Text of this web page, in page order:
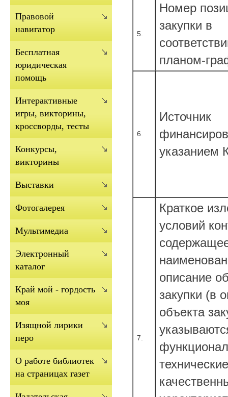
5.
Номер
закупки в
планом-
6.
Источник
указанием
7.
Краткое
условий
описание
закупки (в
объекта
Правовой
навигатор
Бесплатная
юридическая
помощь
Интерактивные
игры, викторины,
кроссворды, тесты
Конкурсы,
викторины
Выставки
Фотогалерея
Мультимедиа
Электронный
каталог
Край мой - гордость
моя
Изящной лирики
перо
О работе библиотек
на страницах газет